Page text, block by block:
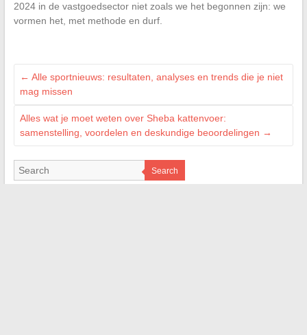
2024 in de vastgoedsector niet zoals we het begonnen zijn: we
vormen het, met methode en durf.
← Alle sportnieuws: resultaten, analyses en trends die je niet
mag missen
Alles wat je moet weten over Sheba kattenvoer:
samenstelling, voordelen en deskundige beoordelingen →
Search